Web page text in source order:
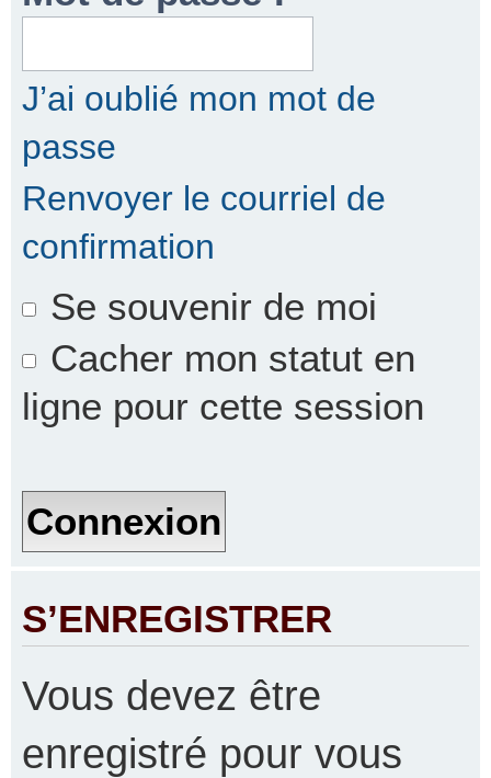
J’ai oublié mon mot de
passe
Renvoyer le courriel de
confirmation
Se souvenir de moi
Cacher mon statut en
ligne pour cette session
S’ENREGISTRER
Vous devez être
enregistré pour vous